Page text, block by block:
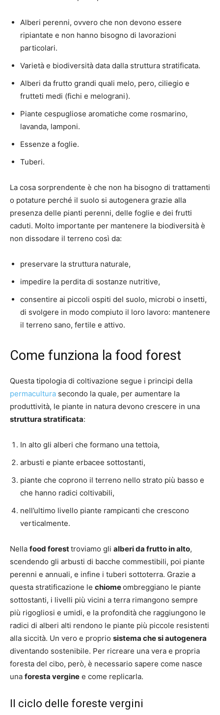
Alberi perenni, ovvero che non devono essere
ripiantate e non hanno bisogno di lavorazioni
particolari.
Varietà e biodiversità data dalla struttura stratificata.
Alberi da frutto grandi quali melo, pero, ciliegio e
frutteti medi (fichi e melograni).
Piante cespugliose aromatiche come rosmarino,
lavanda, lamponi.
Essenze a foglie.
Tuberi.
La cosa sorprendente è che non ha bisogno di trattamenti
o potature perché il suolo si autogenera grazie alla
presenza delle pianti perenni, delle foglie e dei frutti
caduti. Molto importante per mantenere la biodiversità è
non dissodare il terreno così da:
preservare la struttura naturale,
impedire la perdita di sostanze nutritive,
consentire ai piccoli ospiti del suolo, microbi o insetti,
di svolgere in modo compiuto il loro lavoro: mantenere
il terreno sano, fertile e attivo.
Come funziona la food forest
Questa tipologia di coltivazione segue i principi della
permacultura secondo la quale, per aumentare la
produttività, le piante in natura devono crescere in una
struttura stratificata:
In alto gli alberi che formano una tettoia,
arbusti e piante erbacee sottostanti,
piante che coprono il terreno nello strato più basso e
che hanno radici coltivabili,
nell’ultimo livello piante rampicanti che crescono
verticalmente.
Nella food foresttroviamo gli alberi da frutto in alto,
scendendo gli arbusti di bacche commestibili, poi piante
perenni e annuali, e infine i tuberi sottoterra. Grazie a
questa stratificazione le chiomeombreggiano le piante
sottostanti, i livelli più vicini a terra rimangono sempre
più rigogliosi e umidi, e la profondità che raggiungono le
radici di alberi alti rendono le piante più piccole resistenti
alla siccità. Un vero e proprio sistema che si autogenera
diventando sostenibile. Per ricreare una vera e propria
foresta del cibo, però, è necessario sapere come nasce
una foresta vergine e come replicarla.
Il ciclo delle foreste vergini